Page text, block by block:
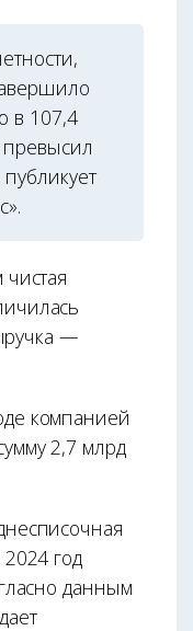
в 107,4
—
компанией
2,7 млрд
год
данным